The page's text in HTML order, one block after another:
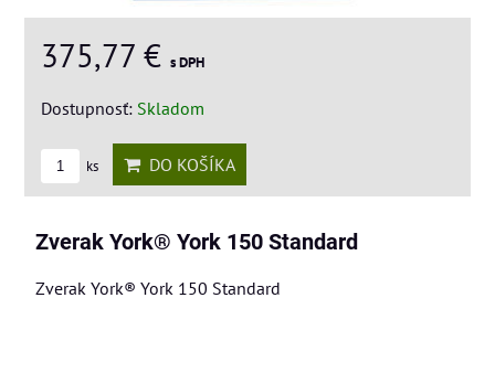
375,77 € s DPH
Dostupnosť: Skladom
ks DO KOŠÍKA
Zverak York® York 150 Standard
Zverak York® York 150 Standard